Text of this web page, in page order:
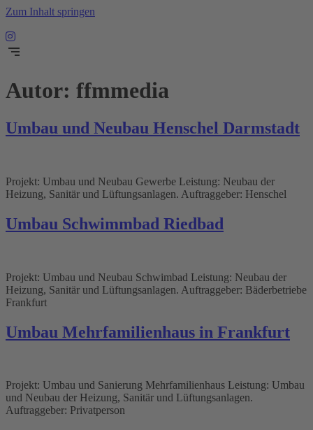
Zum Inhalt springen
Autor: ffmmedia
Umbau und Neubau Henschel Darmstadt
Projekt: Umbau und Neubau Gewerbe Leistung: Neubau der
Heizung, Sanitär und Lüftungsanlagen. Auftraggeber: Henschel
Umbau Schwimmbad Riedbad
Projekt: Umbau und Neubau Schwimbad Leistung: Neubau der
Heizung, Sanitär und Lüftungsanlagen. Auftraggeber: Bäderbetriebe
Frankfurt
Umbau Mehrfamilienhaus in Frankfurt
Projekt: Umbau und Sanierung Mehrfamilienhaus Leistung: Umbau
und Neubau der Heizung, Sanitär und Lüftungsanlagen.
Auftraggeber: Privatperson